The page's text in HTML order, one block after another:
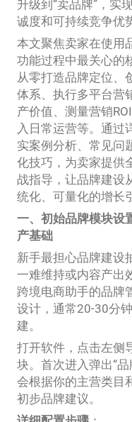
升级到“卖品牌”，实
诚度和可持续竞争优
本文聚焦卖家在使用
功能过程中最关心的
从零打造品牌定位、
体系、执行多平台营
产价值、测量营销
入日常运营等。通过
实案例分析、常见问
化技巧，为卖家提供
战指导，让品牌建设
统化、可量化的增长
一、初始品牌模块设
产基础
新手最担心品牌建设
一难维持或内容产出
跨境电商助手的品牌
设计，通常20-30分
建。
打开软件，点击左侧
块。首次进入弹出“
会根据你的主营类目
初步品牌建议。